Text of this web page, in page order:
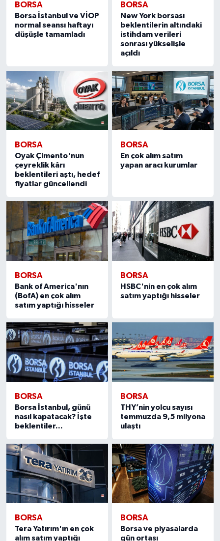
BORSA
Borsa İstanbul ve VİOP
normal seansı haftayı
düşüşle tamamladı
BORSA
New York borsası
beklentilerin altındaki
istihdam verileri
sonrası yükselişle
açıldı
BORSA
Oyak Çimento'nun
çeyreklik kârı
beklentileri aştı, hedef
fiyatlar güncellendi
BORSA
En çok alım satım
yapan aracı kurumlar
BORSA
Bank of America'nın
(BofA) en çok alım
satım yaptığı hisseler
BORSA
HSBC'nin en çok alım
satım yaptığı hisseler
BORSA
Borsa İstanbul, günü
nasıl kapatacak? İşte
beklentiler...
BORSA
THY’nin yolcu sayısı
temmuzda 9,5 milyona
ulaştı
BORSA
Tera Yatırım'ın en çok
alım satım yaptığı
BORSA
Borsa ve piyasalarda
gün ortası